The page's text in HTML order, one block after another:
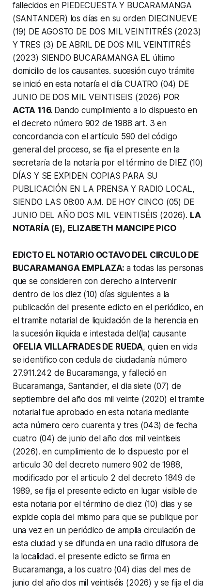
fallecidos en PIEDECUESTA Y BUCARAMANGA
(SANTANDER) los días en su orden DIECINUEVE
(19) DE AGOSTO DE DOS MIL VEINTITRÉS (2023)
Y TRES (3) DE ABRIL DE DOS MIL VEINTITRÉS
(2023) SIENDO BUCARAMANGA EL último
domicilio de los causantes. sucesión cuyo trámite
se inició en esta notaría el día CUATRO (04) DE
JUNIO DE DOS MIL VEINTISEIS (2026) POR
AСТА 116. Dando cumplimiento a lo dispuesto en
el decreto número 902 de 1988 art. 3 en
concordancia con el artículo 590 del código
general del proceso, se fija el presente en la
secretaría de la notaría por el término de DIEZ (10)
DÍAS Y SE EXPIDEN COPIAS PARA SU
PUBLICACIÓN EN LA PRENSA Y RADIO LOCAL,
SIENDO LAS 08:00 A.M. DE HOY CINCO (05) DE
JUNIO DEL AÑO DOS MIL VEINTISÉIS (2026). LA
NOTARÍA (Ε), ELIZABETH MANCIPE PICO
EDICTO EL NOTARIO OCTAVO DEL CIRCULO DE
BUCARAMANGA EMPLAZA:a todas las personas
que se consideren con derecho a intervenir
dentro de los diez (10) días siguientes a la
publicación del presente edicto en el periódico, en
el tramite notarial de liquidación de la herencia en
la sucesión iliquida e intestada del(la) causante
OFELIA VILLAFRADES DE RUEDA, quien en vida
se identifico con cedula de ciudadanía número
27.911.242 de Bucaramanga, y falleció en
Bucaramanga, Santander, el dia siete (07) de
septiembre del año dos mil veinte (2020) el tramite
notarial fue aprobado en esta notaria mediante
acta número cero cuarenta y tres (043) de fecha
cuatro (04) de junio del año dos mil veintiseis
(2026). en cumplimiento de lo dispuesto por el
articulo 30 del decreto numero 902 de 1988,
modificado por el articulo 2 del decreto 1849 de
1989, se fija el presente edicto en lugar visible de
esta notaria por el término de diez (10) dias y se
expide copia del mismo para que se publique por
una vez en un periódico de amplia circulación de
esta ciudad y se difunda en una radio difusora de
la localidad. el presente edicto se firma en
Bucaramanga, a los cuatro (04) dias del mes de
junio del año dos mil veintiséis (2026) y se fija el dia